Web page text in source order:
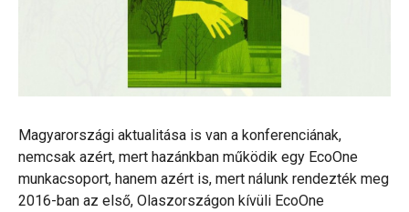
Magyarországi aktualitása is van a konferenciának,
nemcsak azért, mert hazánkban működik egy EcoOne
munkacsoport, hanem azért is, mert nálunk rendezték meg
2016-ban az első, Olaszországon kívüli EcoOne